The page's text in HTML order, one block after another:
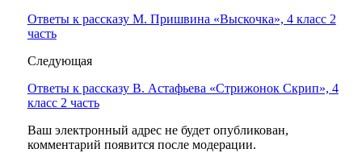
Ответы к рассказу М. Пришвина «Выскочка», 4 класс 2
часть
Следующая
Ответы к рассказу В. Астафьева «Стрижонок Скрип», 4
класс 2 часть
Ваш электронный адрес не будет опубликован,
комментарий появится после модерации.